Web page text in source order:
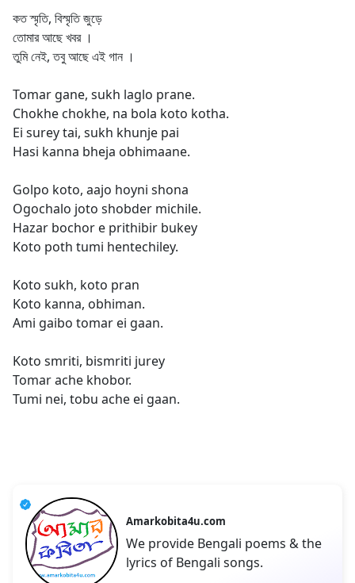
কত স্মৃতি, বিস্মৃতি জুড়ে
তোমার আছে খবর ।
তুমি নেই, তবু আছে এই গান ।
Tomar gane, sukh laglo prane.
Chokhe chokhe, na bola koto kotha.
Ei surey tai, sukh khunje pai
Hasi kanna bheja obhimaane.
Golpo koto, aajo hoyni shona
Ogochalo joto shobder michile.
Hazar bochor e prithibir bukey
Koto poth tumi hentechiley.
Koto sukh, koto pran
Koto kanna, obhiman.
Ami gaibo tomar ei gaan.
Koto smriti, bismriti jurey
Tomar ache khobor.
Tumi nei, tobu ache ei gaan.
Amarkobita4u.com
We provide Bengali poems & the
lyrics of Bengali songs.